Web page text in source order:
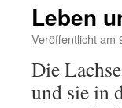
Leben
Veröffentlicht am
Die
und sie in